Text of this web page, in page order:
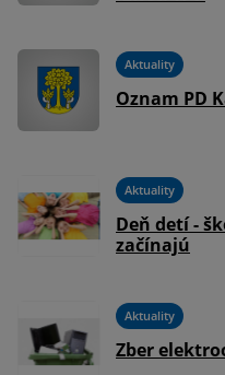
Aktuality
Oznam PD
Aktuality
Deň detí -
začínajú
Aktuality
Zber